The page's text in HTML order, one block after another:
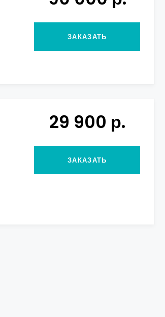
ЗАКАЗАТЬ
29 900 р.
ЗАКАЗАТЬ